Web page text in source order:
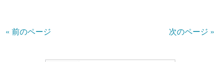
« 前のページ 次のページ »